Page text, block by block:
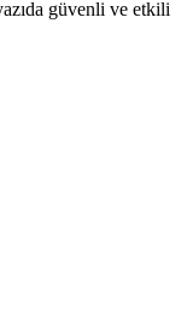
güvenli ve etkili